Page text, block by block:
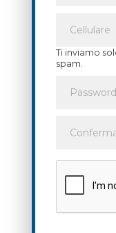
Ti inviamo
spam.